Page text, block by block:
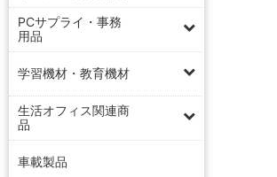
PCサプライ・事務
用品
学習機材・教育機材
生活オフィス関連商
品
車載製品